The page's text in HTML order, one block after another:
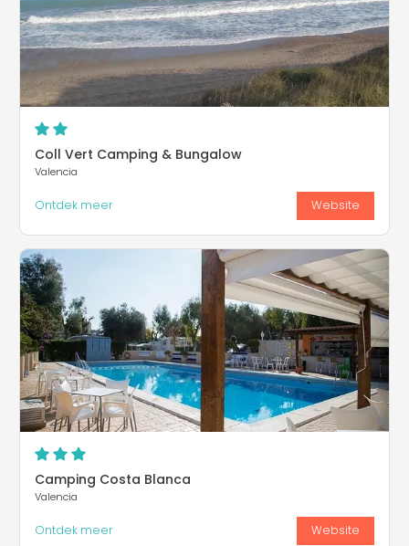
Coll Vert Camping & Bungalow
Valencia
Ontdek meer Website
Camping Costa Blanca
Valencia
Ontdek meer Website